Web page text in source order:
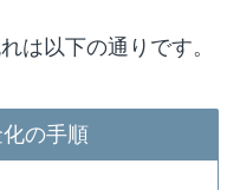
は以下の通りです。
の手順